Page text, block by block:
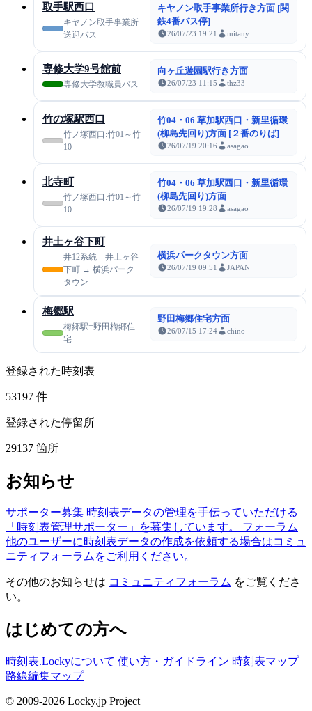
取手駅西口
キヤノン取手事業所
送迎バス
キヤノン取手事業所行き方面 [関
鉄4番バス停]
26/07/23 19:21 mitany
専修大学9号館前
専修大学教職員バス
向ヶ丘遊園駅行き方面
26/07/23 11:15 thz33
竹の塚駅西口
竹ノ塚西口:竹01～竹
10
竹04・06 草加駅西口・新里循環
(柳島先回り)方面 [２番のりば]
26/07/19 20:16 asagao
北寺町
竹ノ塚西口:竹01～竹
10
竹04・06 草加駅西口・新里循環
(柳島先回り)方面
26/07/19 19:28 asagao
井土ヶ谷下町
井12系統 井土ヶ谷
下町 → 横浜パーク
タウン
横浜パークタウン方面
26/07/19 09:51 JAPAN
梅郷駅
梅郷駅=野田梅郷住
宅
野田梅郷住宅方面
26/07/15 17:24 chino
登録された時刻表
53197 件
登録された停留所
29137 箇所
お知らせ
サポーター募集 時刻表データの管理を手伝っていただける
「時刻表管理サポーター」を募集しています。
フォーラム
他のユーザーに時刻表データの作成を依頼する場合はコミュ
ニティフォーラムをご利用ください。
その他のお知らせは コミュニティフォーラム をご覧くださ
い。
はじめての方へ
時刻表.Lockyについて 使い方・ガイドライン 時刻表マップ
路線編集マップ
© 2009-2026 Locky.jp Project